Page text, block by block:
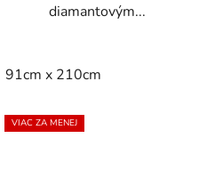
diamantovým...
91cm x 210cm
VIAC ZA MENEJ